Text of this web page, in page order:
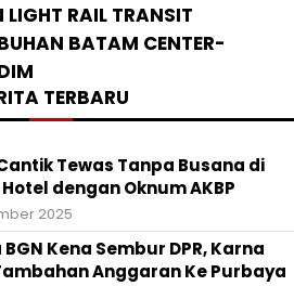
RAIL TRANSIT
BATAM CENTER-
TERBARU
Tewas Tanpa Busana di
dengan Oknum AKBP
2025
Kena Sembur DPR, Karna
Anggaran Ke Purbaya